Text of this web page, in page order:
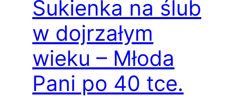
Sukienka na ślub
w dojrzałym
wieku – Młoda
Pani po 40 tce.